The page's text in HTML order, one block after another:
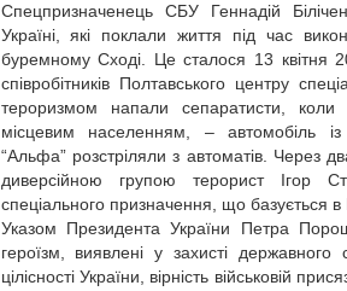
Спецпризначенець СБУ Геннадій
Україні, які поклали життя під час
буремному Сході. Це сталося 13 квітня
співробітників Полтавського центру
тероризмом напали сепаратисти,
місцевим населенням, – автомобіль
“Альфа” розстріляли з автоматів. Через
диверсійною групою терорист Ігор
спеціального призначення, що базується в
Указом Президента України Петра
героїзм, виявлені у захисті державного
цілісності України, вірність військовій